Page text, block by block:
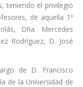
teniendo el privilegio
de aquella 1ª
Dña. Mercedes
Rodríguez, D. José
de D. Francisco
de la Universidad de